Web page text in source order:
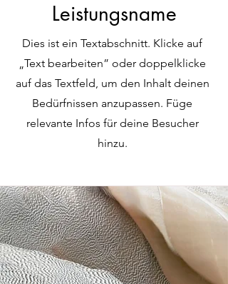
Leistungsname
Dies ist ein Textabschnitt. Klicke auf
„Text bearbeiten” oder doppelklicke
auf das Textfeld, um den Inhalt deinen
Bedürfnissen anzupassen. Füge
relevante Infos für deine Besucher
hinzu.